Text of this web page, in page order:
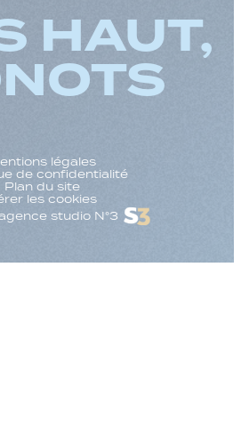
HAUT,
légales
de confidentialité
Plan du site
les cookies
studio N°3